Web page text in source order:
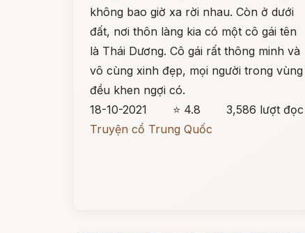
không bao giờ xa rời nhau. Còn ở dưới
đất, nơi thôn làng kia có một cô gái tên
là Thái Dương. Cô gái rất thông minh và
vô cùng xinh đẹp, mọi người trong vùng
đều khen ngợi có.
18-10-2021
⭐ 4.8
3,586 lượt đọc
Truyện cổ Trung Quốc